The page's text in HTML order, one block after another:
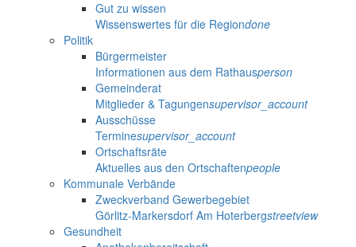
Gut zu wissen
Wissenswertes für die Regiondone
Politik
Bürgermeister
Informationen aus dem Rathausperson
Gemeinderat
Mitglieder & Tagungensupervisor_account
Ausschüsse
Terminesupervisor_account
Ortschaftsräte
Aktuelles aus den Ortschaftenpeople
Kommunale Verbände
Zweckverband Gewerbegebiet
Görlitz-Markersdorf Am Hoterbergstreetview
Gesundheit